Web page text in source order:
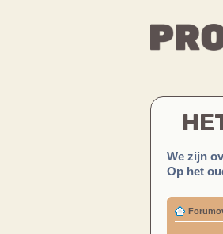
We zijn
Op het